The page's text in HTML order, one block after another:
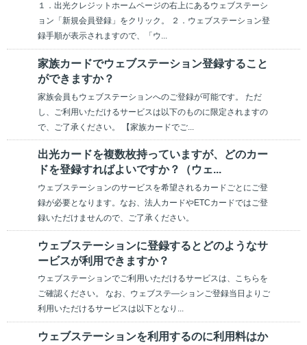
１．出光クレジットホームページの右上にあるウェブステーシ
ョン「新規会員登録」をクリック。 ２．ウェブステーション登
録手順が表示されますので、「ウ...
家族カードでウェブステーション登録すること
ができますか？
家族会員もウェブステーションへのご登録が可能です。 ただ
し、ご利用いただけるサービスは以下のものに限定されますの
で、ご了承ください。 【家族カードでご...
出光カードを複数枚持っていますが、どのカー
ドを登録すればよいですか？（ウェ...
ウェブステーションのサービスを希望されるカードごとにご登
録が必要となります。なお、法人カードやETCカードではご登
録いただけませんので、ご了承ください。
ウェブステーションに登録するとどのようなサ
ービスが利用できますか？
ウェブステーションでご利用いただけるサービスは、こちらを
ご確認ください。 なお、ウェブステ―ションご登録当日よりご
利用いただけるサービスは以下となり...
ウェブステーションを利用するのに利用料はか